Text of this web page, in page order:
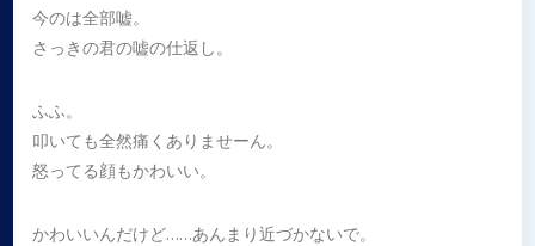
今のは全部嘘。
さっきの君の嘘の仕返し。
ふふ。
叩いても全然痛くありませーん。
怒ってる顔もかわいい。
かわいいんだけど……あんまり近づかないで。